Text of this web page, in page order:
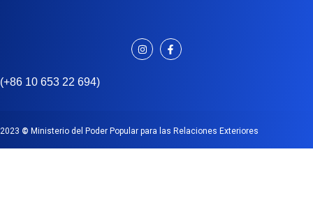
(+86 10 653 22 694)
2023 © Ministerio del Poder Popular para las Relaciones Exteriores